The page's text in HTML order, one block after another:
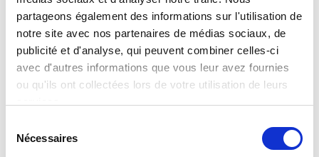
partageons également des informations sur l'utilisation de
notre site avec nos partenaires de médias sociaux, de
publicité et d'analyse, qui peuvent combiner celles-ci
avec d'autres informations que vous leur avez fournies
ou qu'ils ont collectées lors de votre utilisation de leurs
Nécessaires
ASSISTANT ADMINISTRATIF
TRILINGUE FR/DE/LU (H/F)
9715 Clervaux
De 18.7542 à 18.7542 euros par heure
INTERIM
Envoyer
*Les informations collectées par Sofitex Luxembourg via ce
formulaire font l’objet d’un traitement informatisé ayant